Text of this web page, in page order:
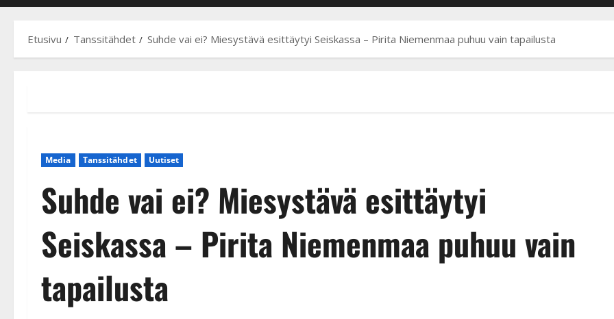
Etusivu Tanssitähdet Suhde vai ei? Miesystävä esittäytyi Seiskassa – Pirita Niemenmaa puhuu vain tapailusta
Media Tanssitähdet Uutiset
Suhde vai ei? Miesystävä esittäytyi
Seiskassa – Pirita Niemenmaa puhuu vain
tapailusta